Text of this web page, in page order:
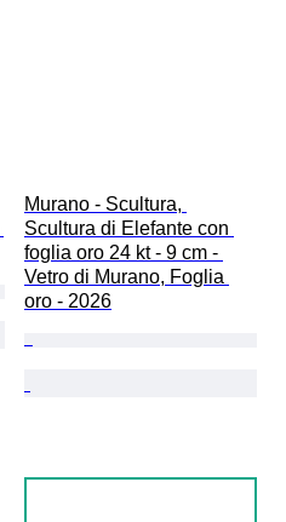
Murano - Scultura,
Scultura di Elefante con
foglia oro 24 kt - 9 cm -
Vetro di Murano, Foglia
oro - 2026